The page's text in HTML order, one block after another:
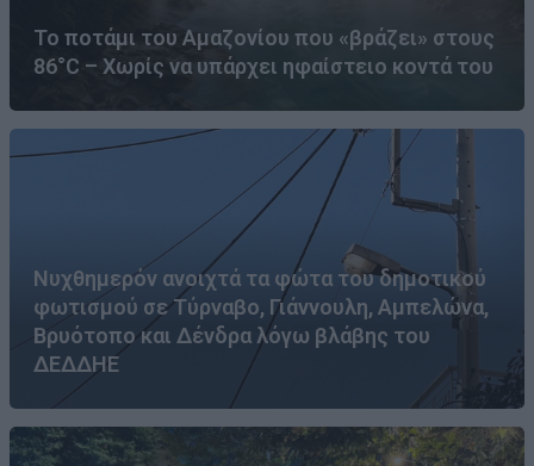
Το ποτάμι του Αμαζονίου που «βράζει» στους
86°C – Χωρίς να υπάρχει ηφαίστειο κοντά του
Νυχθημερόν ανοιχτά τα φώτα του δημοτικού
φωτισμού σε Τύρναβο, Γιάννουλη, Αμπελώνα,
Βρυότοπο και Δένδρα λόγω βλάβης του
ΔΕΔΔΗΕ